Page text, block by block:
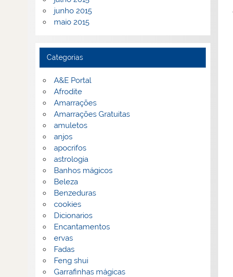
junho 2015
maio 2015
Categorias
A&E Portal
Afrodite
Amarrações
Amarrações Gratuitas
amuletos
anjos
apocrifos
astrologia
Banhos mágicos
Beleza
Benzeduras
cookies
Dicionarios
Encantamentos
ervas
Fadas
Feng shui
Garrafinhas mágicas